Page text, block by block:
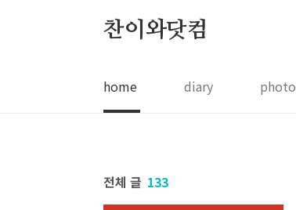
찬이와닷컴
home diary photo
전체 글 133